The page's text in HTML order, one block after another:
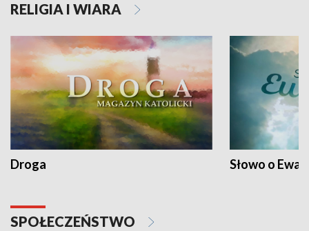
RELIGIA I WIARA
Droga Słowo o
SPOŁECZEŃSTWO